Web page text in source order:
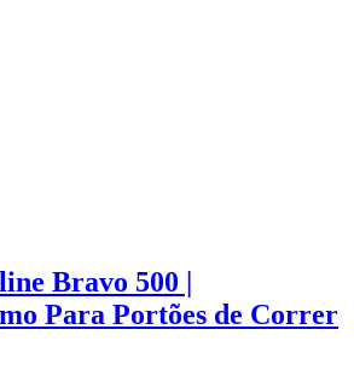
Bravo 500 |
Para Portões de Correr